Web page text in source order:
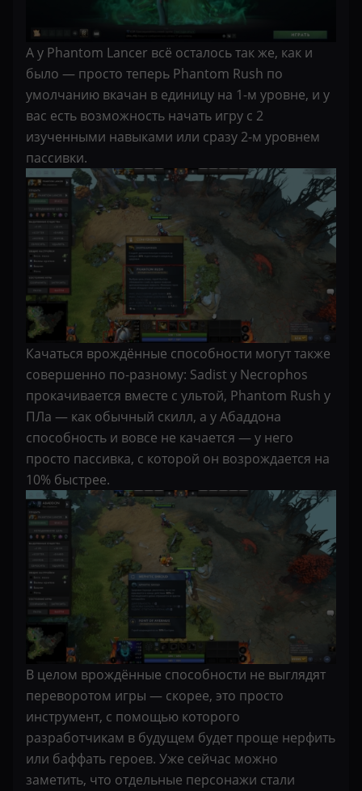
А у Phantom Lancer всё осталось так же, как и
было — просто теперь Phantom Rush по
умолчанию вкачан в единицу на 1-м уровне, и у
вас есть возможность начать игру с 2
изученными навыками или сразу 2-м уровнем
пассивки.
Качаться врождённые способности могут также
совершенно по-разному: Sadist у Necrophos
прокачивается вместе с ультой, Phantom Rush у
ПЛа — как обычный скилл, а у Абаддона
способность и вовсе не качается — у него
просто пассивка, с которой он возрождается на
10% быстрее.
В целом врождённые способности не выглядят
переворотом игры — скорее, это просто
инструмент, с помощью которого
разработчикам в будущем будет проще нерфить
или баффать героев. Уже сейчас можно
заметить, что отдельные персонажи стали